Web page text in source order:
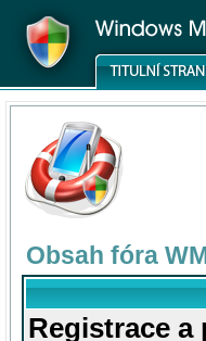
Obsah fóra
Registrace a